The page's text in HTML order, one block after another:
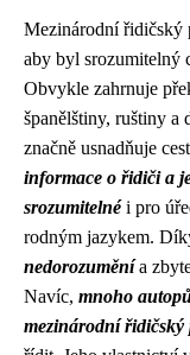
Mezinárodní řidičský
aby byl srozumitelný
Obvykle zahrnuje
španělštiny, ruštiny a
značně usnadňuje
informace o řidiči a
srozumitelnéi pro
rodným jazykem.
nedorozuměnía
Navíc, mnoho
mezinárodní řidičský